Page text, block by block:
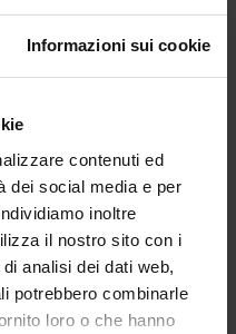
Informazioni sui cookie
contenuti ed
dei social media e per
inoltre
il nostro sito con i
analisi dei dati web,
potrebbero combinarle
loro o che hanno
& Henrik Holbaek,